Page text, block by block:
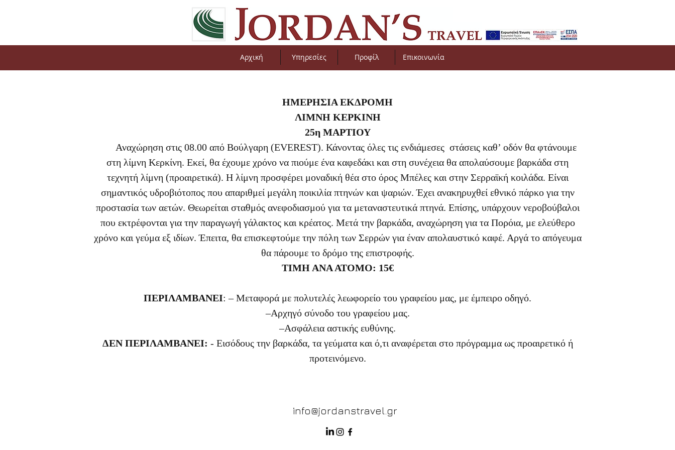
Αρχική Υπηρεσίες Προφίλ Επικοινωνία
ΗΜΕΡΗΣΙΑ ΕΚΔΡΟΜΗ
ΛΙΜΝΗ ΚΕΡΚΙΝΗ
25η ΜΑΡΤΙΟΥ
Αναχώρηση στις 08.00 από Βούλγαρη (EVEREST). Κάνοντας όλες τις ενδιάμεσες στάσεις καθ’ οδόν θα φτάνουμε
στη λίμνη Κερκίνη. Εκεί, θα έχουμε χρόνο να πιούμε ένα καφεδάκι και στη συνέχεια θα απολαύσουμε βαρκάδα στη
τεχνητή λίμνη (προαιρετικά). Η λίμνη προσφέρει μοναδική θέα στο όρος Μπέλες και στην Σερραϊκή κοιλάδα. Είναι
σημαντικός υδροβιότοπος που απαριθμεί μεγάλη ποικιλία πτηνών και ψαριών. Έχει ανακηρυχθεί εθνικό πάρκο για την
προστασία των αετών. Θεωρείται σταθμός ανεφοδιασμού για τα μεταναστευτικά πτηνά. Επίσης, υπάρχουν νεροβούβαλοι
που εκτρέφονται για την παραγωγή γάλακτος και κρέατος. Μετά την βαρκάδα, αναχώρηση για τα Πορόια, με ελεύθερο
χρόνο και γεύμα εξ ιδίων. Έπειτα, θα επισκεφτούμε την πόλη των Σερρών για έναν απολαυστικό καφέ. Αργά το απόγευμα
θα πάρουμε το δρόμο της επιστροφής.
ΤΙΜΗ ΑΝΑ ΑΤΟΜΟ: 15€
ΠΕΡΙΛΑΜΒΑΝΕΙ: – Μεταφορά με πολυτελές λεωφορείο του γραφείου μας, με έμπειρο οδηγό.
–Αρχηγό σύνοδο του γραφείου μας.
–Ασφάλεια αστικής ευθύνης.
ΔΕΝ ΠΕΡΙΛΑΜΒΑΝΕΙ: - Εισόδους την βαρκάδα, τα γεύματα και ό,τι αναφέρεται στο πρόγραμμα ως προαιρετικό ή
προτεινόμενο.
info@jordanstravel.gr